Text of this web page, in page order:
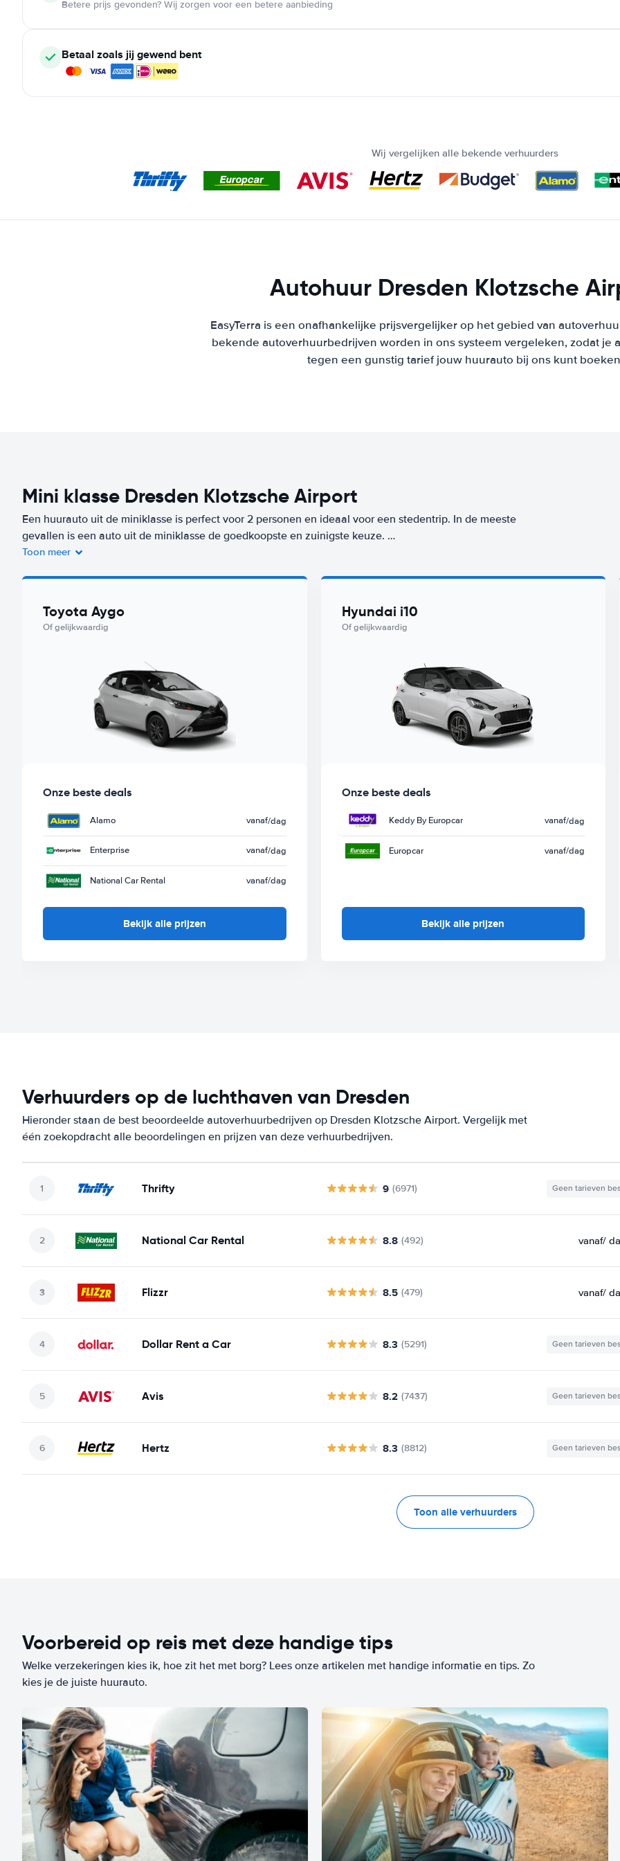
Betere prijs gevonden? Wij zorgen voor een betere aanbieding
Betaal zoals jij gewend bent
Wij vergelijken alle bekende verhuurders
Autohuur Dresden Klotzsche
EasyTerra is een onafhankelijke prijsvergelijker op het gebied van
bekende autoverhuurbedrijven worden in ons systeem vergeleken, zodat je
tegen een gunstig tarief jouw huurauto bij ons kunt
Mini klasse Dresden Klotzsche Airport
Een huurauto uit de miniklasse is perfect voor 2 personen en ideaal voor een stedentrip. In de meeste
gevallen is een auto uit de miniklasse de goedkoopste en zuinigste keuze.
je vanaf /dag bij Keddy By Europcar.
Toon meer
Toyota Aygo
Of gelijkwaardig
Onze beste deals
Alamo vanaf/dag
Enterprise vanaf/dag
National Car Rental vanaf/dag
Bekijk alle prijzen
Hyundai i10
Of gelijkwaardig
Onze beste deals
Keddy By Europcar vanaf/dag
Europcar vanaf/dag
Bekijk alle prijzen
Verhuurders op de luchthaven van Dresden
Hieronder staan de best beoordeelde autoverhuurbedrijven op Dresden Klotzsche Airport. Vergelijk met
één zoekopdracht alle beoordelingen en prijzen van deze verhuurbedrijven.
Thrifty 9 (6971) Geen tarieven
National Car Rental 8.8 (492) vanaf/
Flizzr 8.5 (479) vanaf/
Dollar Rent a Car 8.3 (5291) Geen tarieven
Avis 8.2 (7437) Geen tarieven
Hertz 8.3 (8812) Geen tarieven
Toon alle verhuurders
Voorbereid op reis met deze handige tips
Welke verzekeringen kies ik, hoe zit het met borg? Lees onze artikelen met handige informatie en tips. Zo
kies je de juiste huurauto.